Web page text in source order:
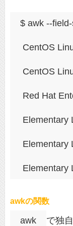
$ awk --
CentOS
CentOS
Red Hat
Elementary
Elementary
Elementary
awkの関数
awk
で独